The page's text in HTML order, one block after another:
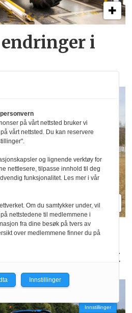
i
og fang­
overfart
Innstillinger
på vårt nettsted bruker vi
vårt nettsted. Du kan reservere
og lignende verktøy for
nettlesere, tilpasse innhold til deg
funksjonalitet. Les mer i vår
Om du samtykker under, vil
nettstedene til medlemmene i
fra dine besøk på tvers av
over medlemmene finner du på
Innstillinger